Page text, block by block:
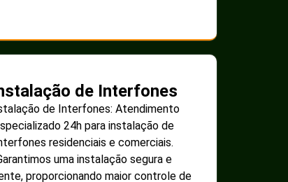
de Interfones
de Interfones: Atendimento
24h para instalação de
residenciais e comerciais.
uma instalação segura e
proporcionando maior controle de